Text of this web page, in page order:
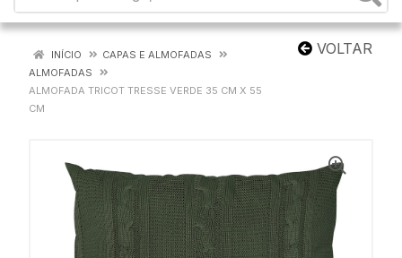
VOLTAR
INÍCIO
CAPAS E ALMOFADAS
ALMOFADAS
ALMOFADA TRICOT TRESSE VERDE 35 CM X 55
CM